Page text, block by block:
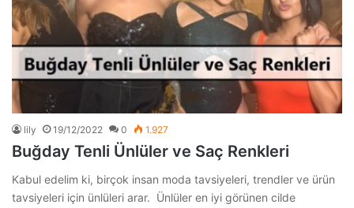
lily 19/12/2022 0 1.927
Buğday Tenli Ünlüler ve Saç Renkleri
Kabul edelim ki, birçok insan moda tavsiyeleri, trendler ve ürün
tavsiyeleri için ünlüleri arar. Ünlüler en iyi görünen cilde